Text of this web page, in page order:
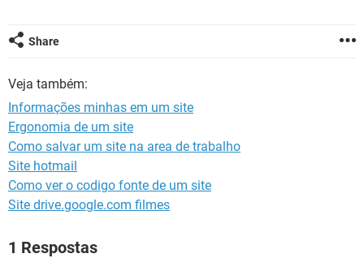
GUIA DE COMPRAS
Share
Veja também:
Informações minhas em um site
Ergonomia de um site
Como salvar um site na area de trabalho
Site hotmail
Como ver o codigo fonte de um site
Site drive.google.com filmes
1 Respostas